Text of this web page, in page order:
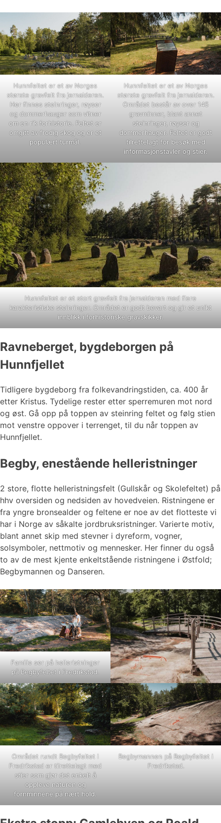
Hunnfeltet er et av Norges
største gravfelt fra jernalderen.
Her finnes steinringer, røyser
og dommerhauger som vitner
om en rik forhistorie. Feltet er
omgitt av frodig skog og er et
populært turmål.
Hunnfeltet er et av Norges
største gravfelt fra jernalderen.
Området består av over 145
gravminner, blant annet
steinringer, røyser og
dommerhauger. Feltet er godt
tilrettelagt for besøk med
informasjonstavler og stier.
Hunnfeltet er et stort gravfelt fra jernalderen med flere
karakteristiske steinringer. Området er godt bevart og gir et unikt
innblikk i forhistoriske gravskikker.
Ravneberget, bygdeborgen på
Hunnfjellet
Tidligere bygdeborg fra folkevandringstiden, ca. 400 år
etter Kristus. Tydelige rester etter sperremuren mot nord
og øst. Gå opp på toppen av steinring feltet og følg stien
mot venstre oppover i terrenget, til du når toppen av
Hunnfjellet.
Begby, enestående helleristninger
2 store, flotte helleristningsfelt (Gullskår og Skolefeltet) på
hhv oversiden og nedsiden av hovedveien. Ristningene er
fra yngre bronsealder og feltene er noe av det flotteste vi
har i Norge av såkalte jordbruksristninger. Varierte motiv,
blant annet skip med stevner i dyreform, vogner,
solsymboler, nettmotiv og mennesker. Her finner du også
to av de mest kjente enkeltstående ristningene i Østfold;
Begbymannen og Danseren.
Familie ser på helleristninger
på Begbyfeltet i Fredrikstad.
Området rundt Begbyfeltet i
Fredrikstad er tilrettelagt med
stier som gjør det enkelt å
oppleve naturen og
fornminnene på nært hold.
Begbymannen på Begbyfeltet i
Fredrikstad.